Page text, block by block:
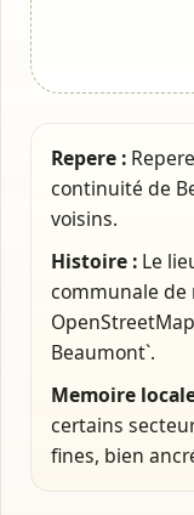
Repere :
continuité de
voisins.
Histoire : Le
communale de
Beaumont`.
Memoire
certains
fines, bien